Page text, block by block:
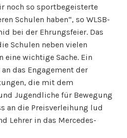
noch so sportbegeisterte
Schulen haben“, so WLSB-
bei der Ehrungsfeier. Das
Schulen neben vielen
eine wichtige Sache. Ein
das Engagement der
die mit dem
Jugendliche für Bewegung
an die Preisverleihung lud
Lehrer in das Mercedes-